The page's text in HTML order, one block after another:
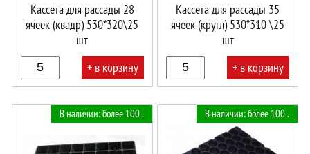
Кассета для рассады 28
ячеек (квадр) 530*320\25
шт
+ в корзину
Кассета для рассады 35
ячеек (кругл) 530*310 \25
шт
+ в корзину
В наличии: более 100 . В наличии: более 100 .